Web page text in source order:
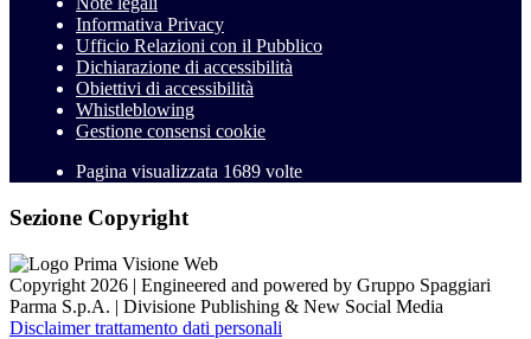
Informativa Privacy
Ufficio Relazioni con il Pubblico
Dichiarazione di accessibilità
Obiettivi di accessibilità
Whistleblowing
Gestione consensi cookie
Pagina visualizzata 1689 volte
Sezione Copyright
Copyright 2026 | Engineered and powered by Gruppo Spaggiari
Parma S.p.A. | Divisione Publishing & New Social Media
Disclaimer trattamento dati personali